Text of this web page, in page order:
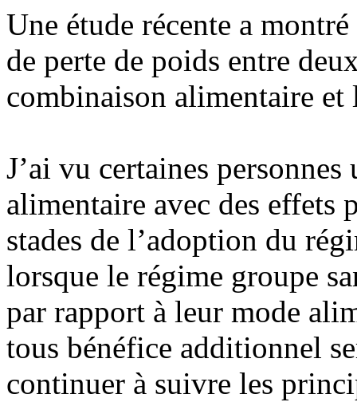
Une étude récente a
de perte de poids entre
combinaison alimentaire et
J’ai vu certaines
alimentaire avec des effets
stades de l’adoption du
lorsque le régime groupe
par rapport à leur mode
tous bénéfice additionnel
continuer à suivre les